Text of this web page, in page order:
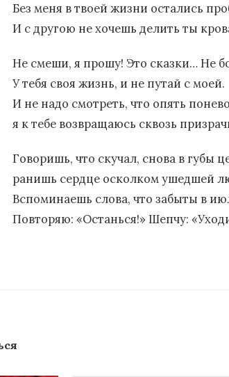
Без меня в твоей жизни остались
И с другою не хочешь делить ты
Не смеши, я прошу! Это сказки… Не
У тебя своя жизнь, и не путай с моей.
И не надо смотреть, что опять
я к тебе возвращаюсь сквозь
Говоришь, что скучал, снова в губы
ранишь сердце осколком ушедшей
Вспоминаешь слова, что забыты в
Повторяю: «Останься!» Шепчу: